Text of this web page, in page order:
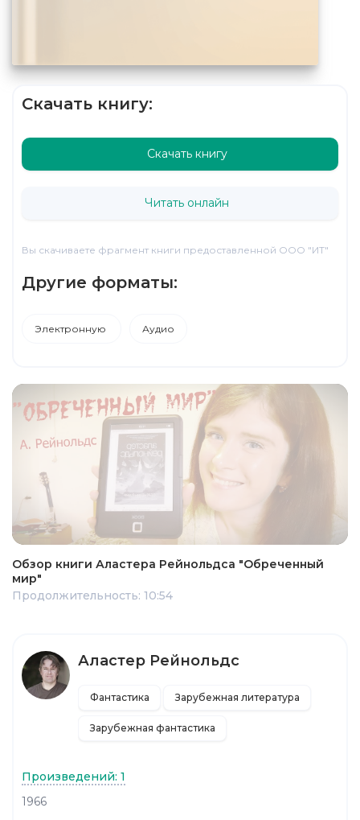
Скачать книгу:
Скачать книгу
Читать онлайн
Вы скачиваете фрагмент книги предоставленной ООО "ИТ"
Другие форматы:
Электронную Аудио
Обзор книги Аластера Рейнольдса "Обреченный
мир"
Продолжительность: 10:54
Аластер Рейнольдс
Фантастика Зарубежная литература
Зарубежная фантастика
Произведений: 1
1966